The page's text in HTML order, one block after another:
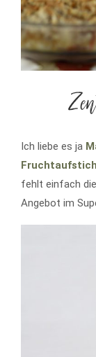
Ich liebe es ja
fehlt einfach
Angebot im